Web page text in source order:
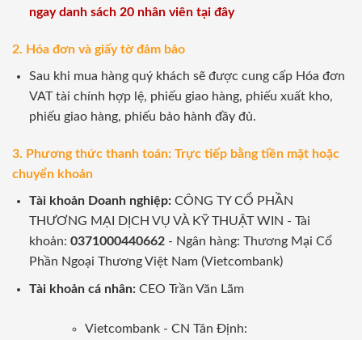
ngay danh sách 20 nhân viên tại đây
2. Hóa đơn và giấy tờ đảm bảo
Sau khi mua hàng quý khách sẽ được cung cấp Hóa đơn
VAT tài chính hợp lệ, phiếu giao hàng, phiếu xuất kho,
phiếu giao hàng, phiếu bảo hành đầy đủ.
3. Phương thức thanh toán: Trực tiếp bằng tiền mặt hoặc
chuyển khoản
Tài khoản Doanh nghiệp:CÔNG TY CỔ PHẦN
THƯƠNG MẠI DỊCH VỤ VÀ KỸ THUẬT WIN - Tài
khoản: 0371000440662- Ngân hàng: Thương Mại Cổ
Phần Ngoại Thương Việt Nam (Vietcombank)
Tài khoản cá nhân: CEO Trần Văn Lãm
Vietcombank - CN Tân Định: